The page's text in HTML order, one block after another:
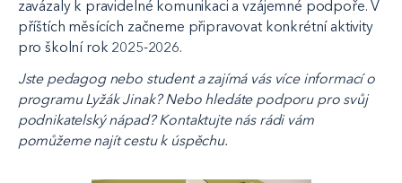
zavázaly k pravidelné komunikaci a vzájemné podpoře. V
příštích měsících začneme připravovat konkrétní aktivity
pro školní rok 2025-2026.
Jste pedagog nebo student a zajímá vás více informací o
programu Lyžák Jinak? Nebo hledáte podporu pro svůj
podnikatelský nápad? Kontaktujte nás rádi vám
pomůžeme najít cestu k úspěchu.